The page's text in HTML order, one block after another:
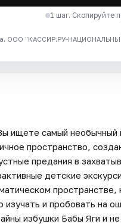
1 шаг. Скопируйте
ООО "КАССИР.РУ-
ищете самый необычный
пространство,
предания в
детские
пространстве,
и пробовать на
избушки Бабы Яги и